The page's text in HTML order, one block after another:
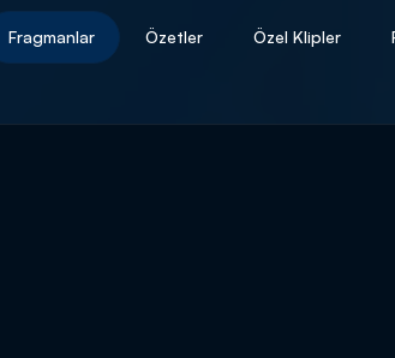
Fragmanlar Özetler Özel Klipler